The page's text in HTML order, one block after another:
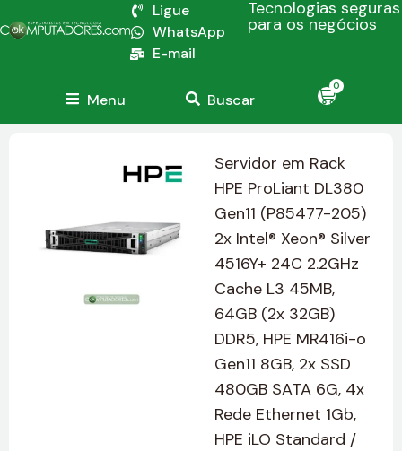
Ligue
WhatsApp
E-mail
Tecnologias seguras
para os negócios
Menu Buscar
0
Servidor em Rack
HPE ProLiant DL380
Gen11 (P85477-205)
2x Intel® Xeon® Silver
4516Y+ 24C 2.2GHz
Cache L3 45MB,
64GB (2x 32GB)
DDR5, HPE MR416i-o
Gen11 8GB, 2x SSD
480GB SATA 6G, 4x
Rede Ethernet 1Gb,
HPE iLO Standard /